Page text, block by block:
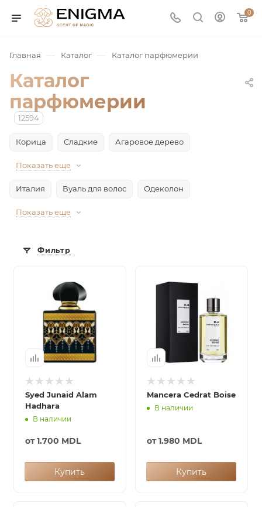
0
/ Нишевая
Арабская
Главная — Каталог — Каталог парфюмерии
Каталог
парфюмерии
12594
Корица Сладкие Агаровое дерево
Показать еще
Италия Вуаль для волос Одеколон
Показать еще
Фильтр
Syed Junaid Alam
Hadhara
В наличии
от1.700 MDL
Купить
Mancera Cedrat Boise
В наличии
от1.980 MDL
Купить